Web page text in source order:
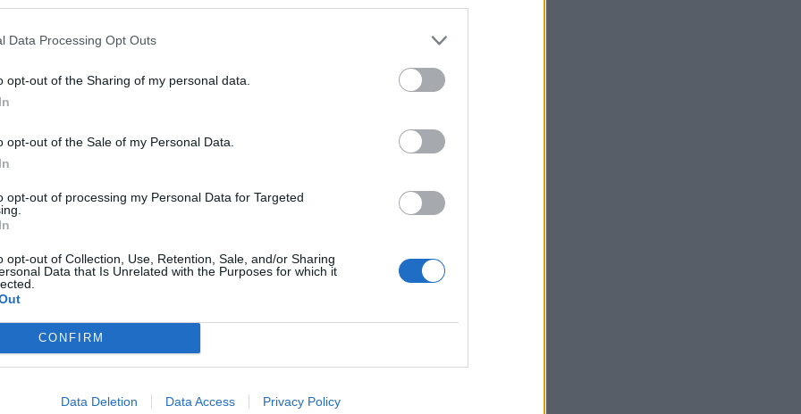
Data Processing Opt Outs
opt-out of the Sharing of my personal data.
opt-out of the Sale of my Personal Data.
opt-out of processing my Personal Data for Targeted
opt-out of Collection, Use, Retention, Sale, and/or Sharing
Data that Is Unrelated with the Purposes for which it
CONFIRM
Data Deletion Data Access Privacy Policy
aika menee hukkaan heidän
pääsevät myös
keskenään käymiä, toisinaan
lähteeksiklikkaamalla tästä
lisää tähän artikkeliin
puhelinmyynti
tai